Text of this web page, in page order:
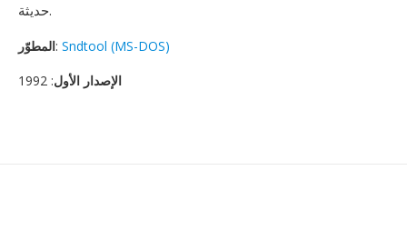
حديثة.
المطوّر: Sndtool (MS-DOS)
الإصدار الأول: 1992